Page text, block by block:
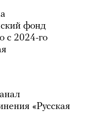
фонд
с 2024-го
«Русская